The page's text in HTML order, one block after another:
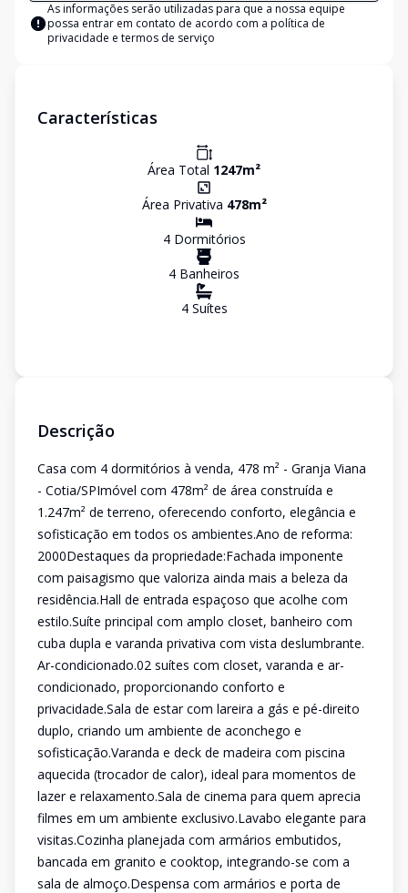
As informações serão utilizadas para que a nossa equipe
possa entrar em contato de acordo com a política de
privacidade e termos de serviço
Características
Área Total 1247m²
Área Privativa 478m²
4Dormitórios
4 Banheiros
4Suítes
Descrição
Casa com 4 dormitórios à venda, 478 m² - Granja Viana
- Cotia/SPImóvel com 478m² de área construída e
1.247m² de terreno, oferecendo conforto, elegância e
sofisticação em todos os ambientes.Ano de reforma:
2000Destaques da propriedade:Fachada imponente
com paisagismo que valoriza ainda mais a beleza da
residência.Hall de entrada espaçoso que acolhe com
estilo.Suíte principal com amplo closet, banheiro com
cuba dupla e varanda privativa com vista deslumbrante.
Ar-condicionado.02 suítes com closet, varanda e ar-
condicionado, proporcionando conforto e
privacidade.Sala de estar com lareira a gás e pé-direito
duplo, criando um ambiente de aconchego e
sofisticação.Varanda e deck de madeira com piscina
aquecida (trocador de calor), ideal para momentos de
lazer e relaxamento.Sala de cinema para quem aprecia
filmes em um ambiente exclusivo.Lavabo elegante para
visitas.Cozinha planejada com armários embutidos,
bancada em granito e cooktop, integrando-se com a
sala de almoço.Despensa com armários e porta de